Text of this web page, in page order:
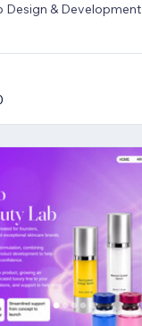
Design & Development